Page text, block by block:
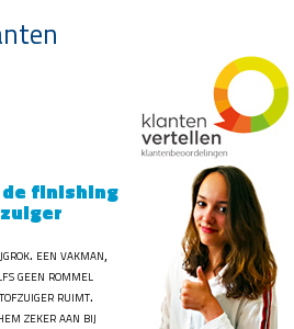
finishing
een vakman,
geen rommel
ruimt.
zeker aan bij